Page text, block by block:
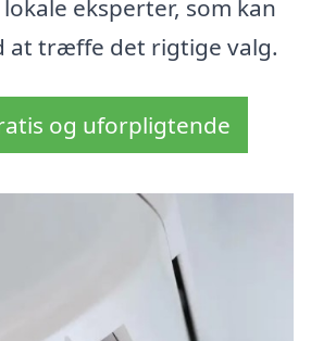
eksperter, som kan
at træffe det rigtige valg.
og uforpligtende